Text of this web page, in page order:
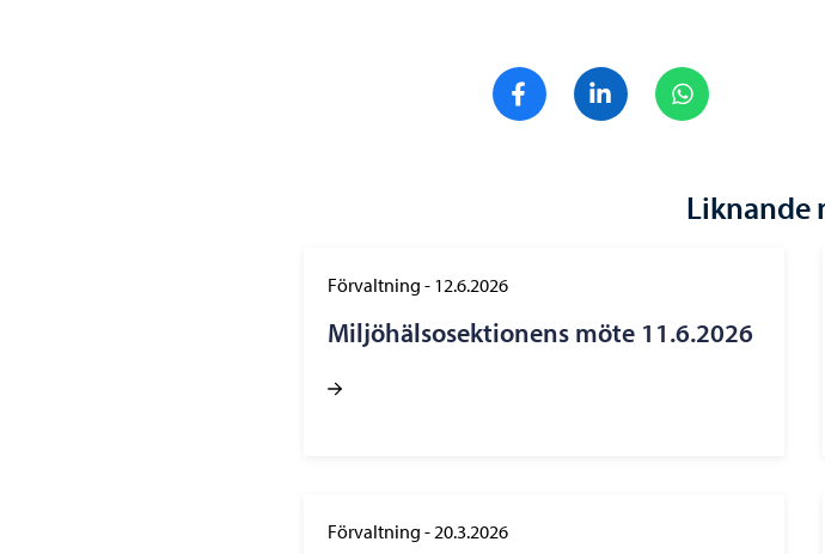
Dela på FacebookDela på LinkedIn
Liknande
Förvaltning - 12.6.2026
Miljöhälsosektionens möte 11.6.2026
Förvaltning -20.3.2026